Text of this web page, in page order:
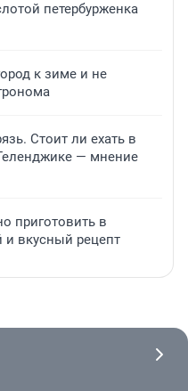
петербурженка
к зиме и не
Стоит ли ехать в
— мнение
приготовить в
и вкусный рецепт